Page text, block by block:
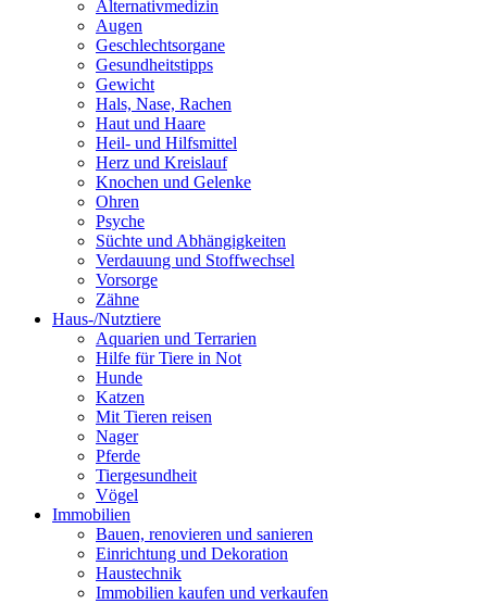
Alternativmedizin
Augen
Geschlechtsorgane
Gesundheitstipps
Gewicht
Hals, Nase, Rachen
Haut und Haare
Heil- und Hilfsmittel
Herz und Kreislauf
Knochen und Gelenke
Ohren
Psyche
Süchte und Abhängigkeiten
Verdauung und Stoffwechsel
Vorsorge
Zähne
Haus-/Nutztiere
Aquarien und Terrarien
Hilfe für Tiere in Not
Hunde
Katzen
Mit Tieren reisen
Nager
Pferde
Tiergesundheit
Vögel
Immobilien
Bauen, renovieren und sanieren
Einrichtung und Dekoration
Haustechnik
Immobilien kaufen und verkaufen